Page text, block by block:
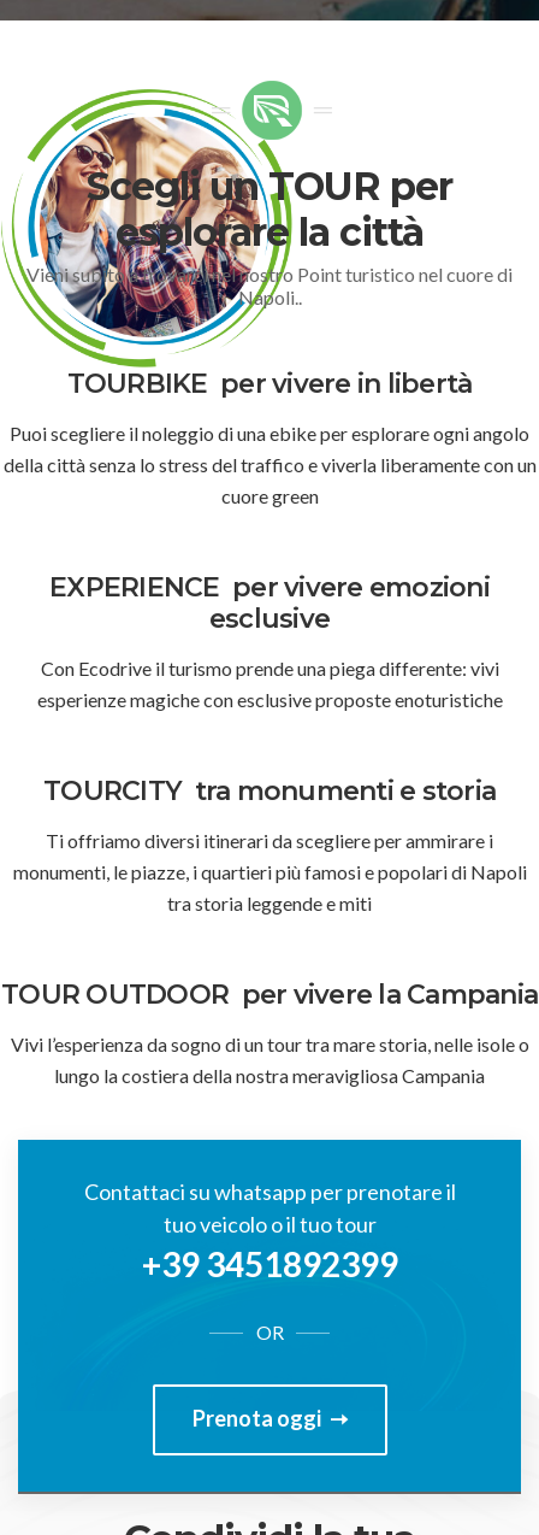
Scegli un TOUR per
esplorare la città
Vieni subito a trovarci nel nostro Point turistico nel cuore di
Napoli..
TOURBIKE per vivere in libertà
Puoi scegliere il noleggio di una ebike per esplorare ogni angolo
della città senza lo stress del traffico e viverla liberamente con un
cuore green
EXPERIENCE per vivere emozioni
esclusive
Con Ecodrive il turismo prende una piega differente: vivi
esperienze magiche con esclusive proposte enoturistiche
TOURCITY tra monumenti e storia
Ti offriamo diversi itinerari da scegliere per ammirare i
monumenti, le piazze, i quartieri più famosi e popolari di Napoli
tra storia leggende e miti
TOUR OUTDOOR per vivere la Campania
Vivi l’esperienza da sogno di un tour tra mare storia, nelle isole o
lungo la costiera della nostra meravigliosa Campania
Contattaci su whatsapp per prenotare il
tuo veicolo o il tuo tour
+39 3451892399
OR
Prenota oggi